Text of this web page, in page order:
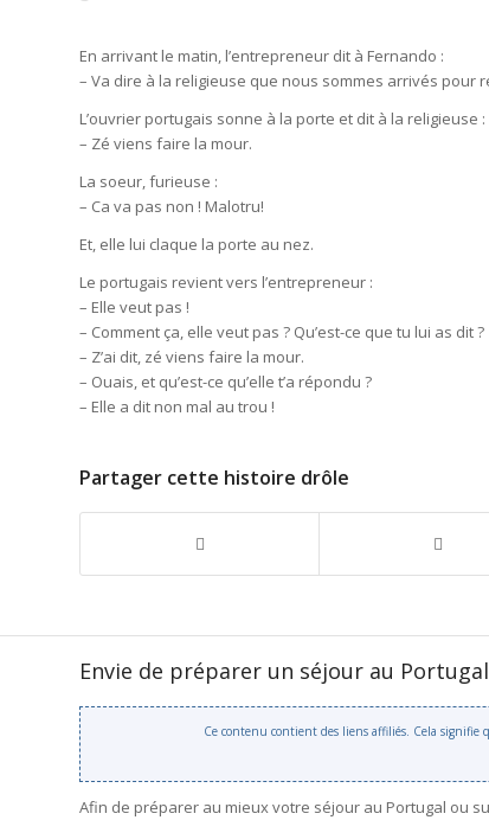
En arrivant le matin, l’entrepreneur dit à Fernando :
– Va dire à la religieuse que nous sommes arrivés pour
L’ouvrier portugais sonne à la porte et dit à la religieuse :
– Zé viens faire la mour.
La soeur, furieuse :
– Ca va pas non ! Malotru!
Et, elle lui claque la porte au nez.
Le portugais revient vers l’entrepreneur :
– Elle veut pas !
– Comment ça, elle veut pas ? Qu’est-ce que tu lui as dit ?
– Z’ai dit, zé viens faire la mour.
– Ouais, et qu’est-ce qu’elle t’a répondu ?
– Elle a dit non mal au trou !
Partager cette histoire drôle
Envie de préparer un séjour au
Ce contenu contient des liens affiliés. Cela signifie
Afin de préparer au mieux votre séjour au Portugal ou